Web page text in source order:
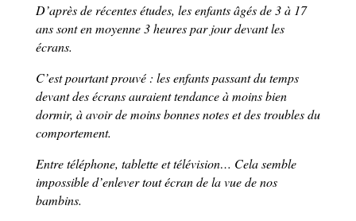
D’après de récentes études, les enfants âgés de 3 à 17
ans sont en moyenne 3 heures par jour devant les
écrans.
C’est pourtant prouvé : les enfants passant du temps
devant des écrans auraient tendance à moins bien
dormir, à avoir de moins bonnes notes et des troubles du
comportement.
Entre téléphone, tablette et télévision… Cela semble
impossible d’enlever tout écran de la vue de nos
bambins.